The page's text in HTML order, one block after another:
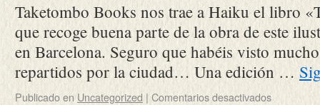
Taketombo Books nos trae a Haiku el libro
que recoge buena parte de la obra de este
en Barcelona. Seguro que habéis visto
repartidos por la ciudad… Una edición …
Publicado en Uncategorized | Comentarios desactivados